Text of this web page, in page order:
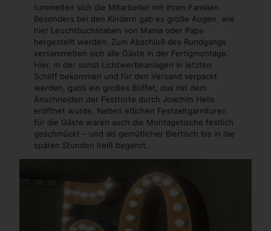
tummelten sich die Mitarbeiter mit ihren Familien.
Besonders bei den Kindern gab es große Augen, wie
hier Leuchtbuchstaben von Mama oder Papa
hergestellt werden. Zum Abschluß des Rundgangs
versammelten sich alle Gäste in der Fertigmontage.
Hier, in der sonst Lichtwerbeanlagen in letzten
Schliff bekommen und für den Versand verpackt
werden, gab’s ein großes Büffet, das mit dem
Anschneiden der Festtorte durch Joachim Heils
eröffnet wurde. Neben etlichen Festzeltgarnituren
für die Gäste waren auch die Montagetische festlich
geschmückt – und als gemütlicher Biertisch bis in die
späten Stunden heiß begehrt.